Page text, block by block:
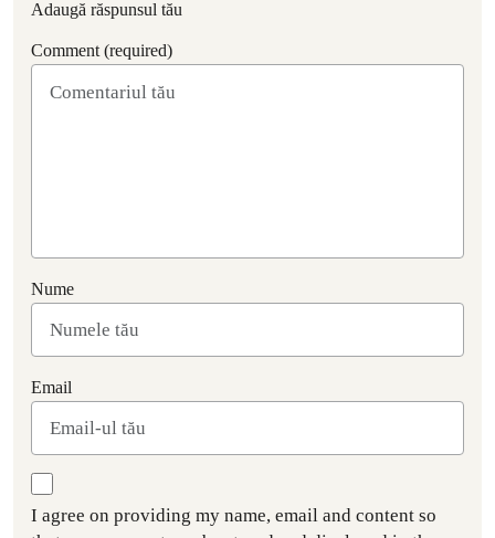
Adaugă răspunsul tău
Comment (required)
Nume
Email
I agree on providing my name, email and content so